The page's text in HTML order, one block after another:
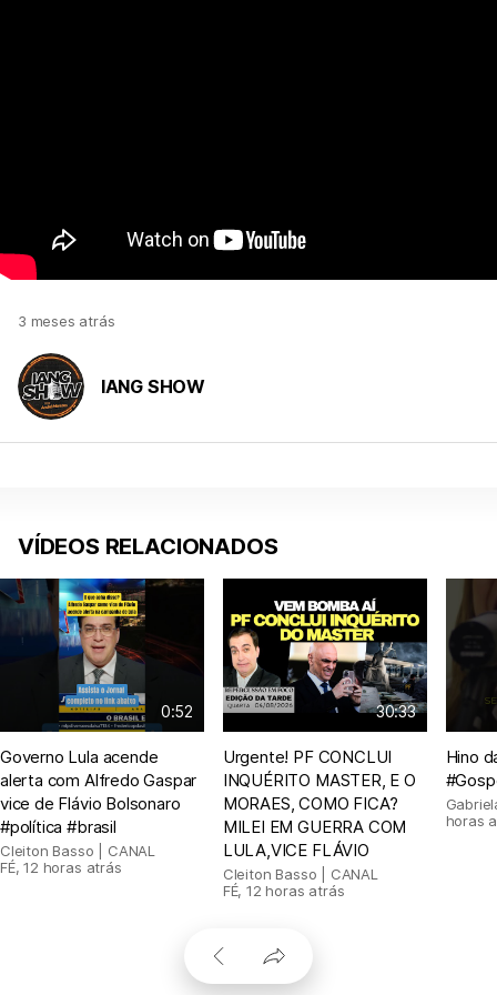
3 meses atrás
IANG SHOW
VÍDEOS RELACIONADOS
0:52
Governo Lula acende
alerta com Alfredo Gaspar
vice de Flávio Bolsonaro
#política #brasil
Cleiton Basso | CANAL
FÉ,12 horas atrás
30:33
Urgente! PF CONCLUI
INQUÉRITO MASTER, E O
MORAES, COMO FICA?
MILEI EM GUERRA COM
LULA,VICE FLÁVIO
Cleiton Basso | CANAL
FÉ,12 horas atrás
Hino
horas